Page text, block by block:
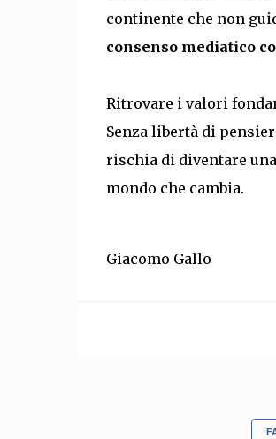
continente che non
consenso mediatico
Ritrovare i valori
Senza libertà di
rischia di diventare
mondo che cambia.
Giacomo Gallo